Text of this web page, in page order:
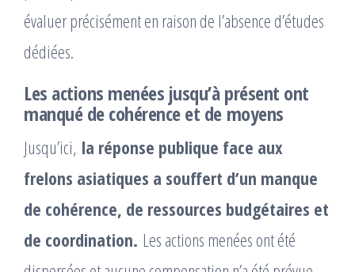
évaluer précisément en raison de l’absence d’études
dédiées.
Les actions menées jusqu’à présent ont
manqué de cohérence et de moyens
Jusqu’ici, la réponse publique face aux
frelons asiatiques a souffert d’un manque
de cohérence, de ressources budgétaires et
de coordination. Les actions menées ont été